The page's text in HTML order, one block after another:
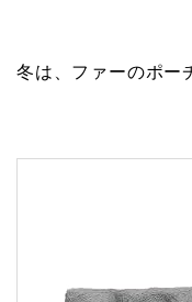
冬は、ファーのポー